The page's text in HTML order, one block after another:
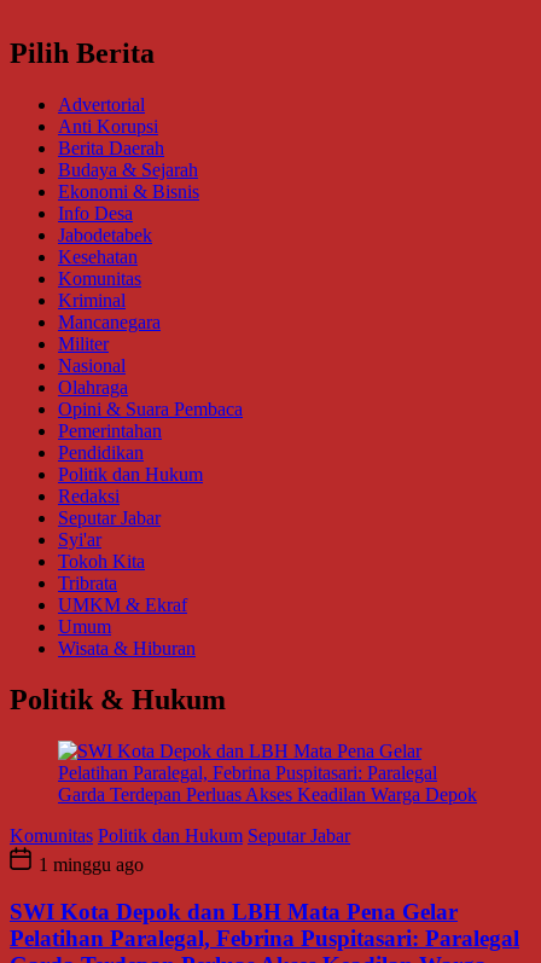
Pilih Berita
Advertorial
Anti Korupsi
Berita Daerah
Budaya & Sejarah
Ekonomi & Bisnis
Info Desa
Jabodetabek
Kesehatan
Komunitas
Kriminal
Mancanegara
Militer
Nasional
Olahraga
Opini & Suara Pembaca
Pemerintahan
Pendidikan
Politik dan Hukum
Redaksi
Seputar Jabar
Syi'ar
Tokoh Kita
Tribrata
UMKM & Ekraf
Umum
Wisata & Hiburan
Politik & Hukum
Komunitas Politik dan Hukum Seputar Jabar
1 minggu ago
SWI Kota Depok dan LBH Mata Pena Gelar
Pelatihan Paralegal, Febrina Puspitasari: Paralegal